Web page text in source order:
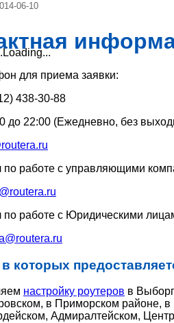
06-10
Loading...
для приема заявки:
438-30-88
до 22:00 (Ежедневно, без
по работе с управляющими
по работе с Юридическими
которых
настройку роутеров в
в Приморском районе,
Адмиралтейском,